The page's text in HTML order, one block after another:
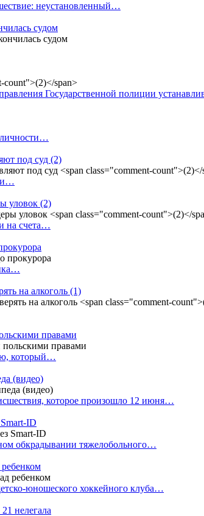
неустановленный…
судом
Государственной полиции
личности…
под суд (2)
уловок (2)
на счета…
на алкоголь (1)
правами
который…
(видео)
которое произошло 12 июня…
ID
обкрадывании тяжелобольного…
юношеского хоккейного клуба…
нелегала